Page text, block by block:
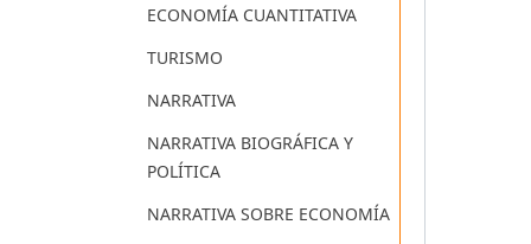
ECONOMÍA CUANTITATIVA
TURISMO
NARRATIVA
NARRATIVA BIOGRÁFICA Y
POLÍTICA
NARRATIVA SOBRE ECONOMÍA